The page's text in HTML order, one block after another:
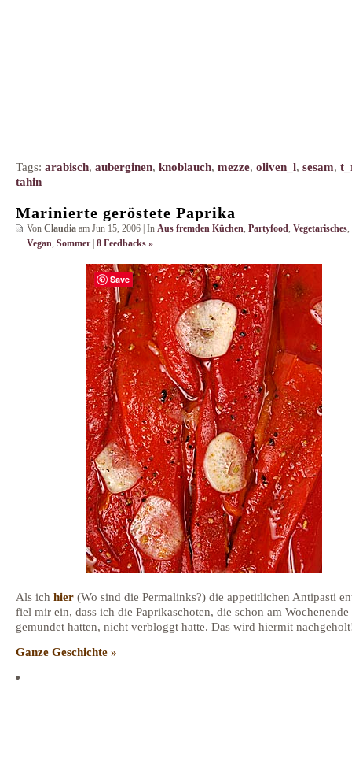
Tags: arabisch, auberginen, knoblauch, mezze, oliven_l, sesam,
tahin
Marinierte geröstete Paprika
Von Claudia am Jun 15, 2006 | In Aus fremden Küchen, Partyfood, Vegetarisches,
Vegan, Sommer 8 Feedbacks »
Als ich hier (Wo sind die Permalinks?) die appetitlichen Antipasti
fiel mir ein, dass ich die Paprikaschoten, die schon am Wochenende
gemundet hatten, nicht verbloggt hatte. Das wird hiermit
Ganze Geschichte »
Save